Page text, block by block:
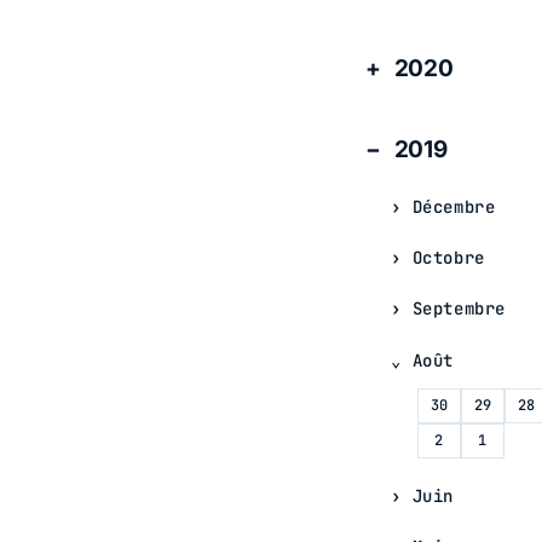
2020
2019
Décembre
Octobre
Septembre
Août
30 29 28
2
1
Juin